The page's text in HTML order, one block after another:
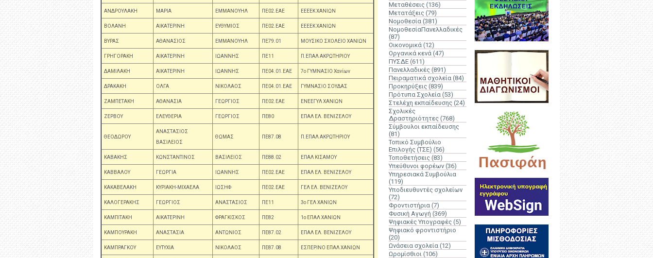
ΑΝΔΡΟΥΛΑΚΗ ΜΑΡΙΑ ΕΜΜΑΝΟΥΗΛ ΠΕ02.ΕΑΕ ΕΕΕΕΚ ΧΑΝΙΩΝ
ΒΟΛΑΝΗ ΑΙΚΑΤΕΡΙΝΗ ΕΥΘΥΜΙΟΣ ΠΕ02.ΕΑΕ ΕΕΕΕΚ ΧΑΝΙΩΝ
ΒΥΡΑΣ ΑΘΑΝΑΣΙΟΣ ΕΜΜΑΝΟΥΗΛ ΠΕ79.01 ΜΟΥΣΙΚΟ ΣΧΟΛΕΙΟ ΧΑΝΙΩΝ
ΓΡΗΓΟΡΑΚΗ ΑΙΚΑΤΕΡΙΝΗ ΙΩΑΝΝΗΣ ΠΕ11 Π.ΕΠΑΛ ΑΚΡΩΤΗΡΙΟΥ
ΔΑΜΙΛΑΚΗ ΑΙΚΑΤΕΡΙΝΗ ΙΩΑΝΝΗΣ ΠΕ04.01.ΕΑΕ 7o ΓΥΜΝΑΣΙΟ Χανίων
ΔΡΑΚΑΚΗ ΟΛΓΑ ΝΙΚΟΛΑΟΣ ΠΕ04.01.ΕΑΕ ΓΥΜΝΑΣΙΟ ΣΟΥΔΑΣ
ΖΑΜΠΕΤΑΚΗ ΑΘΑΝΑΣΙΑ ΓΕΩΡΓΙΟΣ ΠΕ02.ΕΑΕ ΕΝΕΕΓΥΛ ΧΑΝΙΩΝ
ΖΕΡΒΟΥ ΕΛΕΥΘΕΡΙΑ ΓΕΩΡΓΙΟΣ ΠΕ80 ΕΠΑΛ ΕΛ. ΒΕΝΙΖΕΛΟΥ
ΘΕΟΔΩΡΟΥ
ΑΝΑΣΤΑΣΙΟΣ
ΒΑΣΙΛΕΙΟΣ
ΘΩΜΑΣ ΠΕ87.08 Π.ΕΠΑΛ ΑΚΡΩΤΗΡΙΟΥ
ΚΑΒΑΚΗΣ ΚΩΝΣΤΑΝΤΙΝΟΣ ΒΑΣΙΛΕΙΟΣ ΠΕ88.02 ΕΠΑΛ ΚΙΣΑΜΟΥ
ΚΑΒΒΑΛΟΥ ΓΕΩΡΓΙΑ ΙΩΑΝΝΗΣ ΠΕ02.ΕΑΕ ΕΠΑΛ ΕΛ. ΒΕΝΙΖΕΛΟΥ
ΚΑΚΑΒΕΛΑΚΗ ΚΥΡΙΑΚΗ-ΜΙΧΑΕΛΑ ΙΩΣΗΦ ΠΕ02.ΕΑΕ ΓΕΛ ΕΛ. ΒΕΝΙΖΕΛΟΥ
ΚΑΛΟΓΕΡΑΚΗΣ ΓΕΩΡΓΙΟΣ ΑΝΑΣΤΑΣΙΟΣ ΠΕ11 3ο ΓΕΛ ΧΑΝΙΩΝ
ΚΑΜΠΙΤΑΚΗ ΑΙΚΑΤΕΡΙΝΗ ΦΡΑΓΚΙΣΚΟΣ ΠΕ82 1ο ΕΠΑΛ ΧΑΝΙΩΝ
ΚΑΜΠΟΥΡΑΚΗ ΑΝΑΣΤΑΣΙΑ ΑΝΤΩΝΙΟΣ ΠΕ87.02 ΕΠΑΛ ΕΛ. ΒΕΝΙΖΕΛΟΥ
ΚΑΜΠΡΑΓΚΟΥ ΕΥΤΥΧΙΑ ΝΙΚΟΛΑΟΣ ΠΕ87.08 ΕΣΠΕΡΙΝΟ ΕΠΑΛ ΧΑΝΙΩΝ
Μεταθέσεις (136)
Μετατάξεις (79)
Νομοθεσία (381)
ΝομοθεσίαΠανελλαδικές
(87)
Οικονομικά (12)
Οργανικά κενά (47)
ΠΥΣΔΕ (611)
Πανελλαδικές (891)
Πειραματικά σχολεία (84)
Προκηρύξεις (839)
Πρότυπα Σχολεία (53)
Στελέχη εκπαίδευσης (24)
Σχολικές
Δραστηριότητες (768)
Σύμβουλοι εκπαίδευσης
(81)
Τοπικό Συμβούλιο
Επιλογής (ΤΣΕ) (56)
Τοποθετήσεις (83)
Υπεύθυνοι φορέων (36)
Υπηρεσιακά Συμβούλια
(119)
Υποδιευθυντές σχολείων
(72)
Φροντιστήρια (7)
Φυσική Αγωγή (369)
Ψηφιακές Υπογραφές (5)
Ψηφιακό φροντιστήριο
(20)
Ωνάσεια σχολεία (12)
Ωρομίσθιοι (106)